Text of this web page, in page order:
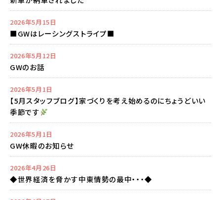
2026年5月15日
■GWはレーシングストライプ■
2026年5月12日
GWのお話
2026年5月1日
【5月スタッフブログ】家づくりを考え始めるのにちょうどいい
季節です
2026年5月1日
GW休暇のお知らせ
2026年4月26日
◆世界経済を脅かす中東情勢の最中・・・◆